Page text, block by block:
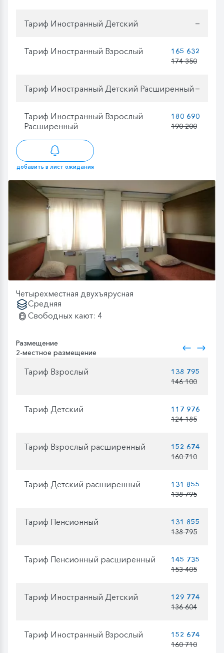
Тариф Иностранный Детский —
Тариф Иностранный Взрослый
165 632
174 350
Тариф Иностранный Детский Расширенный —
Тариф Иностранный Взрослый
Расширенный
180 690
190 200
добавить в лист ожидания
Четырехместная двухъярусная
Средняя
Свободных кают: 4
Размещение
2-местное размещение
Тариф Взрослый
138 795
146 100
Тариф Детский
117 976
124 185
Тариф Взрослый расширенный
152 674
160 710
Тариф Детский расширенный
131 855
138 795
Тариф Пенсионный
131 855
138 795
Тариф Пенсионный расширенный
145 735
153 405
Тариф Иностранный Детский
129 774
136 604
Тариф Иностранный Взрослый
152 674
160 710